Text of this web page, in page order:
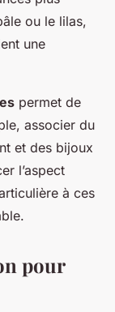
ou le lilas,
une
permet de
associer du
et des bijoux
l’aspect
à ces
pour